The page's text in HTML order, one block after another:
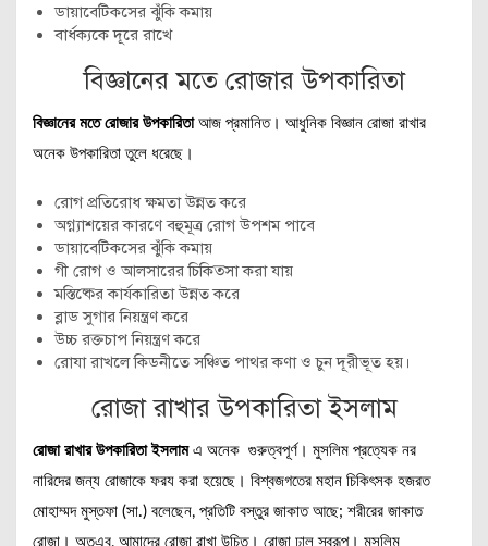
ডায়াবেটিকসের ঝুঁকি কমায়
বার্ধক্যকে দূরে রাখে
বিজ্ঞানের মতে রোজার উপকারিতা
বিজ্ঞানের মতে রোজার উপকারিতাআজ প্রমানিত। আধুনিক বিজ্ঞান রোজা রাখার
অনেক উপকারিতা তুলে ধরেছে।
রোগ প্রতিরোধ ক্ষমতা উন্নত করে
অগ্ন্যাশয়ের কারণে বহুমূত্র রোগ উপশম পাবে
ডায়াবেটিকসের ঝুঁকি কমায়
গী রোগ ও আলসারের চিকিত্‍সা করা যায়
মস্তিষ্কের কার্যকারিতা উন্নত করে
ব্লাড সুগার নিয়ন্ত্রণ করে
উচ্চ রক্তচাপ নিয়ন্ত্রণ করে
রোযা রাখলে কিডনীতে সঞ্চিত পাথর কণা ও চুন দূরীভূত হয়।
রোজা রাখার উপকারিতা ইসলাম
রোজা রাখার উপকারিতা ইসলামএ অনেক গুরুত্বপূর্ণ। মুসলিম প্রত্যেক নর
নারিদের জন্য রোজাকে ফরয করা হয়েছে। বিশ্বজগতের মহান চিকিৎসক হজরত
মোহাম্মদ মুস্তফা (সা.) বলেছেন, প্রতিটি বস্তুর জাকাত আছে; শরীরের জাকাত
রোজা। অতএব, আমাদের রোজা রাখা উচিত। রোজা ঢাল স্বরূপ। মুসলিম